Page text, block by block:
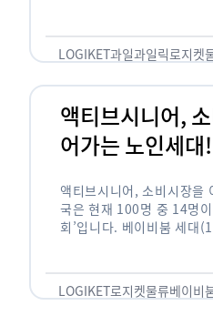
…
LOGIKET과일과일릭로지켓
액티브시니어,
어가는 노인세대!
액티브시니어, 소비시장을
국은 현재 100명 중 14명
회’입니다. 베이비붐 세대
오고 있습니다. 하지만 사
LOGIKET로지켓물류베이비